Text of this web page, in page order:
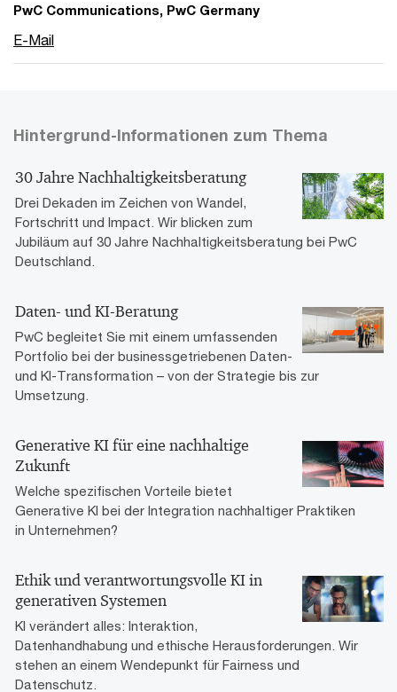
PwC Communications, PwC Germany
E-Mail
Hintergrund-Informationen zum Thema
30 Jahre Nachhaltigkeitsberatung
Drei Dekaden im Zeichen von Wandel,
Fortschritt und Impact. Wir blicken zum
Jubiläum auf 30 Jahre Nachhaltigkeitsberatung bei PwC
Deutschland.
Daten- und KI-Beratung
PwC begleitet Sie mit einem umfassenden
Portfolio bei der businessgetriebenen Daten-
und KI-Transformation – von der Strategie bis zur
Umsetzung.
Generative KI für eine nachhaltige
Zukunft
Welche spezifischen Vorteile bietet
Generative KI bei der Integration nachhaltiger Praktiken
in Unternehmen?
Ethik und verantwortungsvolle KI in
generativen Systemen
KI verändert alles: Interaktion,
Datenhandhabung und ethische Herausforderungen. Wir
stehen an einem Wendepunkt für Fairness und
Datenschutz.